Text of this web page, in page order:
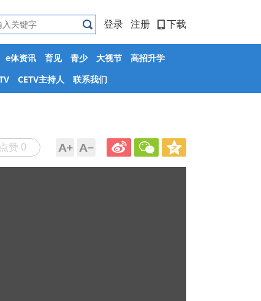
登录 注册 下载
e体资讯 育见 青少 大视节
高招升学
CETV主持人 联系我们
点赞 0